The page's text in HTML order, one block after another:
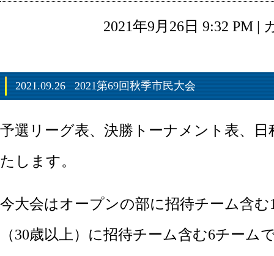
2021年9月26日 9:32 PM |
2021.09.26 2021第69回秋季市民大会
予選リーグ表、決勝トーナメント表、日
たします。
今大会はオープンの部に招待チーム含
（30歳以上）に招待チーム含む6チーム